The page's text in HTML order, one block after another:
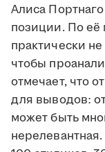
Алиса
позиции. По её
практически
чтобы
отмечает, что
для выводов:
может быть